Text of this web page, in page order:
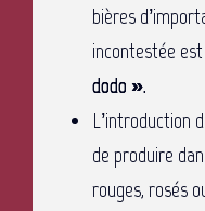
bières
incontestée est
dodo ».
L’introduction
de produire
rouges, rosés